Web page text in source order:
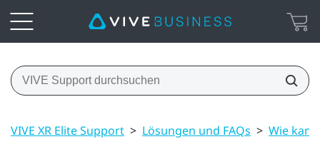
VIVE XR Elite Support > Lösungen und FAQs > Wie